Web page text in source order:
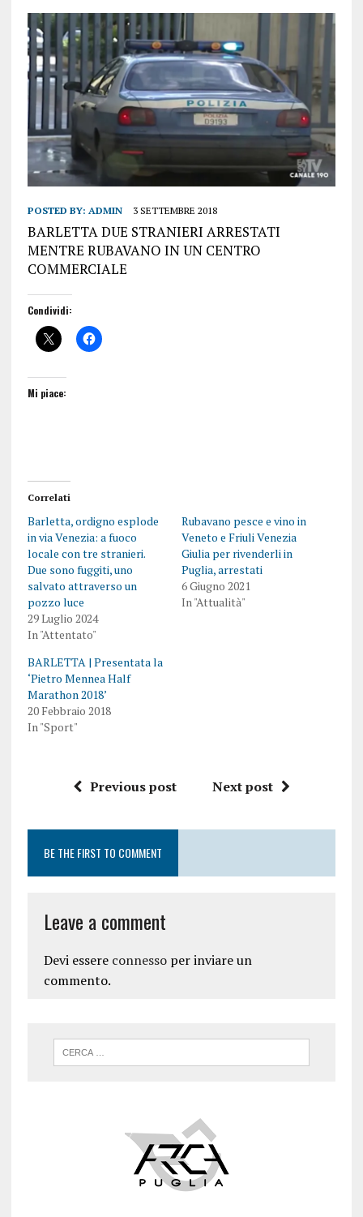
POSTED BY: ADMIN 3 SETTEMBRE 2018
BARLETTA DUE STRANIERI ARRESTATI
MENTRE RUBAVANO IN UN CENTRO
COMMERCIALE
Condividi:
Mi piace:
Correlati
Barletta, ordigno esplode
in via Venezia: a fuoco
locale con tre stranieri.
Due sono fuggiti, uno
salvato attraverso un
pozzo luce
29 Luglio 2024
In "Attentato"
Rubavano pesce e vino in
Veneto e Friuli Venezia
Giulia per rivenderli in
Puglia, arrestati
6 Giugno 2021
In "Attualità"
BARLETTA | Presentata la
‘Pietro Mennea Half
Marathon 2018’
20 Febbraio 2018
In "Sport"
Previous post Next post
BE THE FIRST TO COMMENT
Leave a comment
Devi essere connessoper inviare un
commento.